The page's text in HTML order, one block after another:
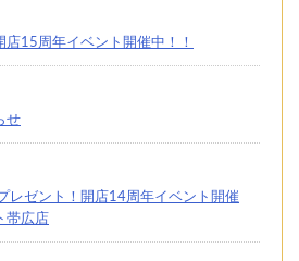
店15周年イベント開催中！！
せ
レゼント！開店14周年イベント開催
帯広店